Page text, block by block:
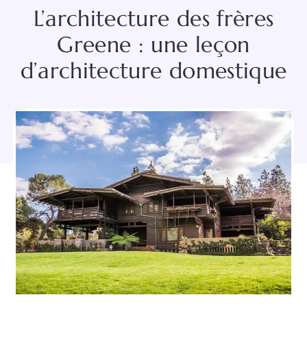
L’architecture des frères
Greene : une leçon
d’architecture domestique